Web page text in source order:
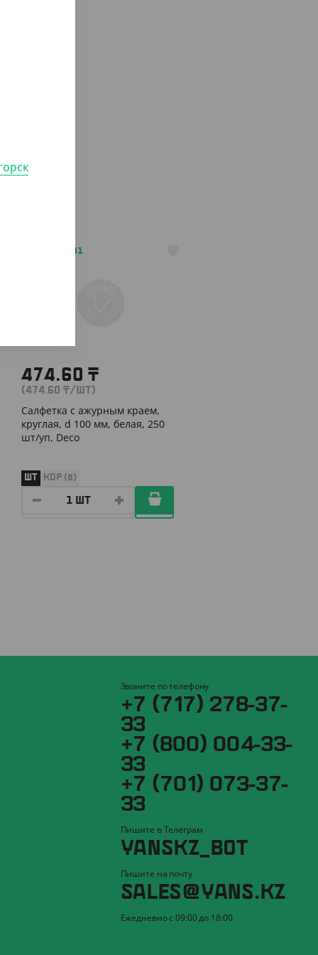
АРТ. 3524801
474.60 ₸
(474.60 ₸/ШТ)
Салфетка с ажурным краем,
круглая, d 100 мм, белая, 250
шт/уп, Deco
ШТ КОР (8)
Звоните по телефону
+7 (717) 278-37-
33
+7 (800) 004-33-
33
+7 (701) 073-37-
33
Пишите в Телеграм
YANSKZ_BOT
Пишите на почту
SALES@YANS.KZ
Ежедневно с 09:00 до 18:00